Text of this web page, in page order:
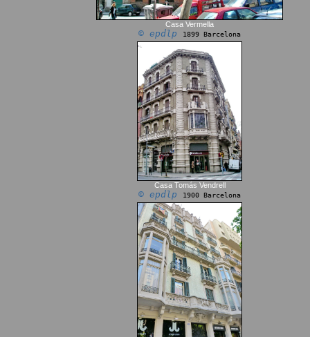
Casa Vermella
© epdlp 1899 Barcelona
Casa Tomás Vendrell
© epdlp 1900 Barcelona